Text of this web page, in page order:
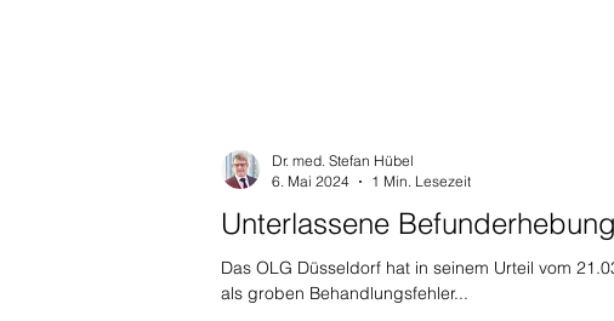
Unterlassene
Das OLG Düsseldorf hat in seinem Urteil vom
als groben Behandlungsfehler...
Dr. med. Stefan Hübel
6. Mai 2024
1 Min. Lesezeit